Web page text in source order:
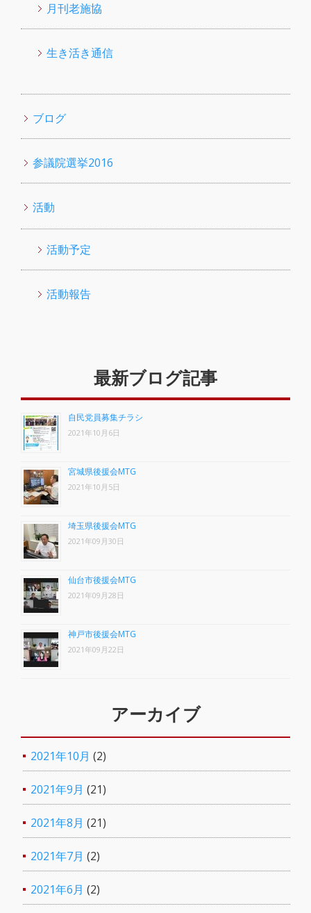
月刊老施協
生き活き通信
ブログ
参議院選挙2016
活動
活動予定
活動報告
最新ブログ記事
自民党員募集チラシ
2021年10月6日
宮城県後援会MTG
2021年10月5日
埼玉県後援会MTG
2021年09月30日
仙台市後援会MTG
2021年09月28日
神戸市後援会MTG
2021年09月22日
アーカイブ
2021年10月 (2)
2021年9月 (21)
2021年8月 (21)
2021年7月 (2)
2021年6月 (2)